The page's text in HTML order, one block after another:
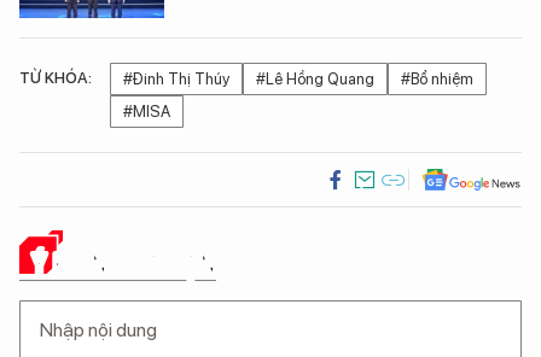
TỪ KHÓA: #Đinh Thị Thúy #Lê Hồng Quang
#Bổ nhiệm
#MISA
Ý KIẾN CỦA BẠN